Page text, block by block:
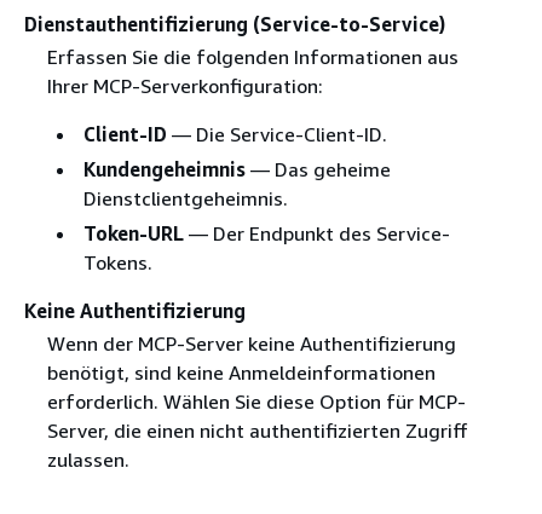
Dienstauthentifizierung (Service-to-Service)
Erfassen Sie die folgenden Informationen aus
Ihrer MCP-Serverkonfiguration:
Client-ID — Die Service-Client-ID.
Kundengeheimnis— Das geheime
Dienstclientgeheimnis.
Token-URL— Der Endpunkt des Service-
Tokens.
Keine Authentifizierung
Wenn der MCP-Server keine Authentifizierung
benötigt, sind keine Anmeldeinformationen
erforderlich. Wählen Sie diese Option für MCP-
Server, die einen nicht authentifizierten Zugriff
zulassen.